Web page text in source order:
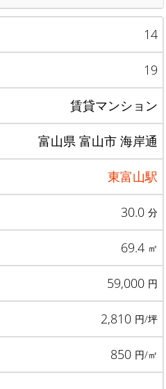
14
19
賃貸マンション
富山県 富山市 海岸通
東富山駅
30.0 分
69.4 ㎡
59,000 円
2,810 円/坪
850 円/㎡